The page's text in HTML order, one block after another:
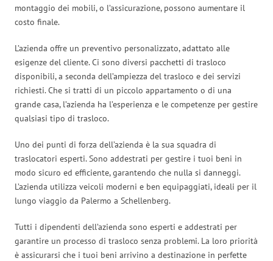
montaggio dei mobili, o l’assicurazione, possono aumentare il
costo finale.
L’azienda offre un preventivo personalizzato, adattato alle
esigenze del cliente. Ci sono diversi pacchetti di trasloco
disponibili, a seconda dell’ampiezza del trasloco e dei servizi
richiesti. Che si tratti di un piccolo appartamento o di una
grande casa, l’azienda ha l’esperienza e le competenze per gestire
qualsiasi tipo di trasloco.
Uno dei punti di forza dell’azienda è la sua squadra di
traslocatori esperti. Sono addestrati per gestire i tuoi beni in
modo sicuro ed efficiente, garantendo che nulla si danneggi.
L’azienda utilizza veicoli moderni e ben equipaggiati, ideali per il
lungo viaggio da Palermo a Schellenberg.
Tutti i dipendenti dell’azienda sono esperti e addestrati per
garantire un processo di trasloco senza problemi. La loro priorità
è assicurarsi che i tuoi beni arrivino a destinazione in perfette